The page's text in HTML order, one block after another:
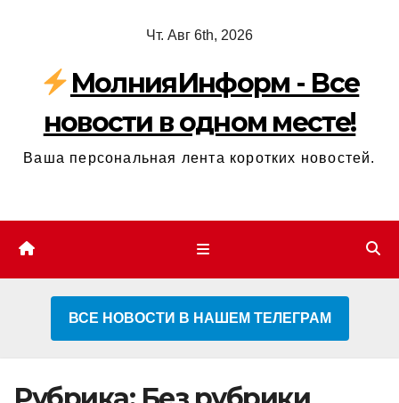
содержимому
Чт. Авг 6th, 2026
МолнияИнформ - Все
новости в одном месте!
Ваша персональная лента коротких новостей.
ВСЕ НОВОСТИ В НАШЕМ ТЕЛЕГРАМ